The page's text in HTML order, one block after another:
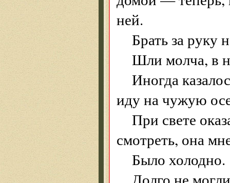
ней.
Брать за руку
Шли молча, в
Иногда
иду на чужую
При свете
смотреть, она
Было холодно.